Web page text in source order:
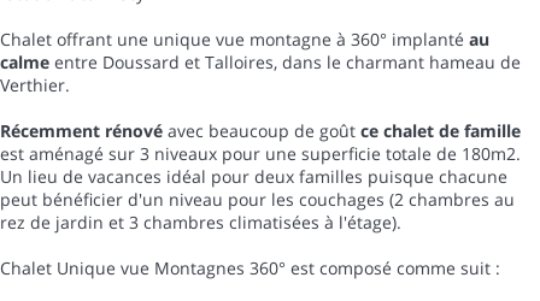
Chalet offrant une unique vue montagne à 360° implanté au
calme entre Doussard et Talloires, dans le charmant hameau de
Verthier.
Récemment rénové avec beaucoup de goût ce chalet de famille
est aménagé sur 3 niveaux pour une superficie totale de 180m2.
Un lieu de vacances idéal pour deux familles puisque chacune
peut bénéficier d'un niveau pour les couchages (2 chambres au
rez de jardin et 3 chambres climatisées à l'étage).
Chalet Unique vue Montagnes 360° est composé comme suit :